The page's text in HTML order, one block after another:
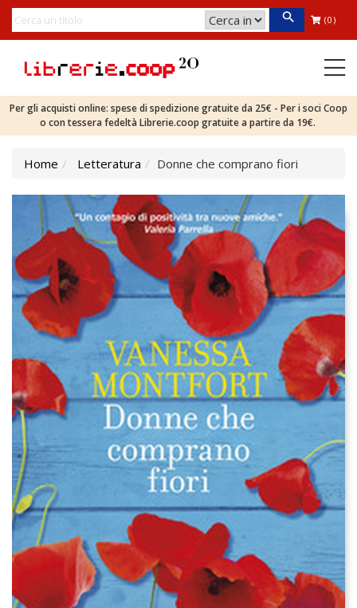
(0)
Per gli acquisti online: spese di spedizione gratuite da 25€ - Per i soci Coop
o con tessera fedeltà Librerie.coop gratuite a partire da 19€.
Home Letteratura Donne che comprano fiori